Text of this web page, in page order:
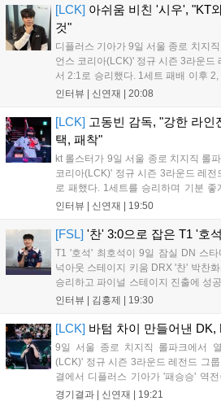
로 깔끔한 마무리에 성공했고, '곽...
[LCK] 아쉬움 비친 '시우', "KT
것"
디플러스 기아가 9일 서울 종로 치지
언스 코리아(LCK)' 정규 시즌 3라운드
서 2:1로 승리했다. 1세트 패배 이후
을 거뒀다. 14승을 달성한 디플러스
인터뷰 | 신연재 | 20:08
[LCK] 고동빈 감독, "강한 라인
택, 패착"
kt 롤스터가 9일 서울 종로 치지직 롤
코리아(LCK)' 정규 시즌 3라운드 레
로 패했다. 1세트를 승리하며 기분
중심으로 게임을 풀어간 디플러스 기
인터뷰 | 신연재 | 19:50
[FSL] '찬' 3:0으로 잡은 T1 '호
T1 '호석' 최호석이 9일 잠실 DN 스
넉아웃 스테이지 키움 DRX '찬' 박찬
승리하고 파이널 스테이지 진출에 성
가 강하지만, 내가 할 것만 잘하면 충
인터뷰 | 김홍제 | 19:30
[LCK] 바텀 차이 만들어낸 DK,
9일 서울 종로 치지직 롤파크에서
(LCK)' 정규 시즌 3라운드 레전드 그
결에서 디플러스 기아가 '패승승' 역
현석의 메이킹과 '쇼메이커' 허수의 캐
경기결과 | 신연재 | 19:21